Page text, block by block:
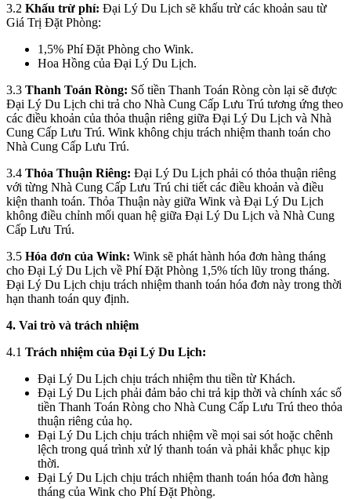
3.2 Khấu trừ phí: Đại Lý Du Lịch sẽ khấu trừ các khoản sau từ
Giá Trị Đặt Phòng:
1,5% Phí Đặt Phòng cho Wink.
Hoa Hồng của Đại Lý Du Lịch.
3.3 Thanh Toán Ròng: Số tiền Thanh Toán Ròng còn lại sẽ được
Đại Lý Du Lịch chi trả cho Nhà Cung Cấp Lưu Trú tương ứng theo
các điều khoản của thỏa thuận riêng giữa Đại Lý Du Lịch và Nhà
Cung Cấp Lưu Trú. Wink không chịu trách nhiệm thanh toán cho
Nhà Cung Cấp Lưu Trú.
3.4 Thỏa Thuận Riêng: Đại Lý Du Lịch phải có thỏa thuận riêng
với từng Nhà Cung Cấp Lưu Trú chi tiết các điều khoản và điều
kiện thanh toán. Thỏa Thuận này giữa Wink và Đại Lý Du Lịch
không điều chỉnh mối quan hệ giữa Đại Lý Du Lịch và Nhà Cung
Cấp Lưu Trú.
3.5 Hóa đơn của Wink: Wink sẽ phát hành hóa đơn hàng tháng
cho Đại Lý Du Lịch về Phí Đặt Phòng 1,5% tích lũy trong tháng.
Đại Lý Du Lịch chịu trách nhiệm thanh toán hóa đơn này trong thời
hạn thanh toán quy định.
4. Vai trò và trách nhiệm
4.1 Trách nhiệm của Đại Lý Du Lịch:
Đại Lý Du Lịch chịu trách nhiệm thu tiền từ Khách.
Đại Lý Du Lịch phải đảm bảo chi trả kịp thời và chính xác số
tiền Thanh Toán Ròng cho Nhà Cung Cấp Lưu Trú theo thỏa
thuận riêng của họ.
Đại Lý Du Lịch chịu trách nhiệm về mọi sai sót hoặc chênh
lệch trong quá trình xử lý thanh toán và phải khắc phục kịp
thời.
Đại Lý Du Lịch chịu trách nhiệm thanh toán hóa đơn hàng
tháng của Wink cho Phí Đặt Phòng.